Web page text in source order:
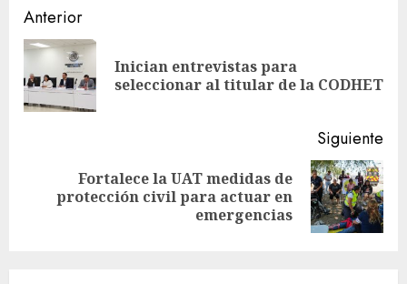
Sigue
leyendo
Anterior
Inician entrevistas para
seleccionar al titular de la CODHET
Siguiente
Siguiente
Fortalece la UAT medidas de
protección civil para actuar en
emergencias